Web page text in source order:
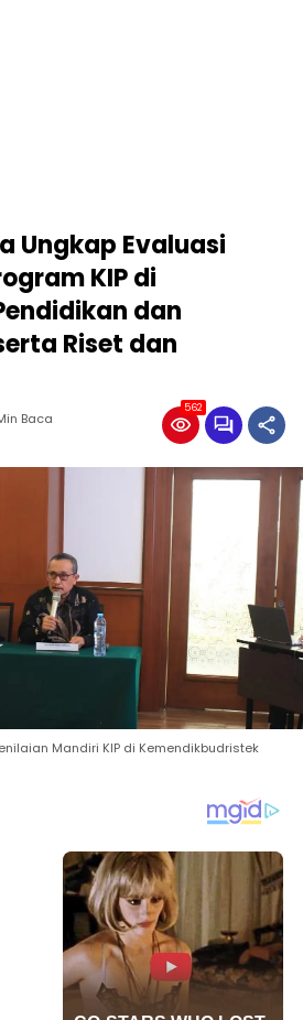
Ungkap Evaluasi
KIP di
dan
Riset dan
Baca
562
Mandiri KIP di Kemendikbudristek